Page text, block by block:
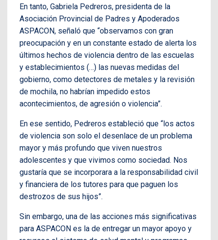
En tanto, Gabriela Pedreros, presidenta de la
Asociación Provincial de Padres y Apoderados
ASPACON, señaló que “observamos con gran
preocupación y en un constante estado de alerta los
últimos hechos de violencia dentro de las escuelas
y establecimientos (…) las nuevas medidas del
gobierno, como detectores de metales y la revisión
de mochila, no habrían impedido estos
acontecimientos, de agresión o violencia”.
En ese sentido, Pedreros estableció que “los actos
de violencia son solo el desenlace de un problema
mayor y más profundo que viven nuestros
adolescentes y que vivimos como sociedad. Nos
gustaría que se incorporara a la responsabilidad civil
y financiera de los tutores para que paguen los
destrozos de sus hijos”.
Sin embargo, una de las acciones más significativas
para ASPACON es la de entregar un mayor apoyo y